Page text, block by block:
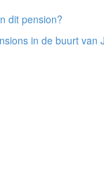
dit pension?
in de buurt van